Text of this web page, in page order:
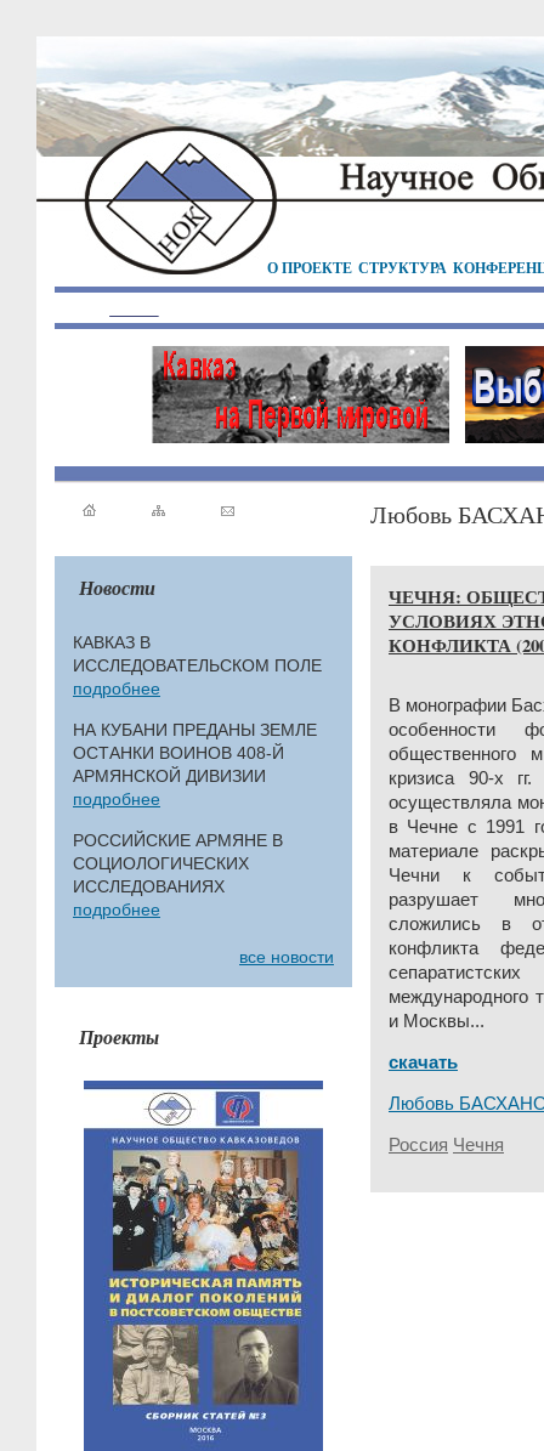
О ПРОЕКТЕ СТРУКТУРА
Новости
КАВКАЗ В
ИССЛЕДОВАТЕЛЬСКОМ ПОЛЕ
подробнее
НА КУБАНИ ПРЕДАНЫ ЗЕМЛЕ
ОСТАНКИ ВОИНОВ 408-Й
АРМЯНСКОЙ ДИВИЗИИ
подробнее
РОССИЙСКИЕ АРМЯНЕ В
СОЦИОЛОГИЧЕСКИХ
ИССЛЕДОВАНИЯХ
подробнее
все новости
Проекты
Любовь
ЧЕЧНЯ:
УСЛОВИЯХ
КОНФЛИКТА
В монографии
особенности
общественного
кризиса 90-х
осуществляла
в Чечне с 1991
материале
Чечни к
разрушает
сложились в
конфликта
международного
и Москвы...
скачать
Любовь
Россия Чечня